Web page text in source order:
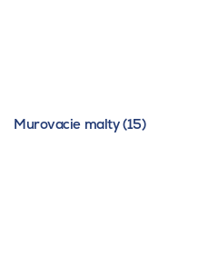
Murovacie malty (15)